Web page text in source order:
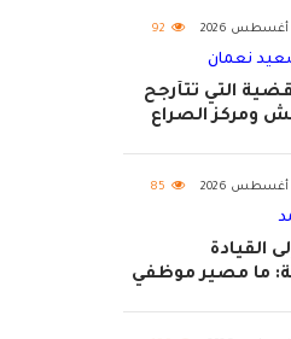
92
نعمان
التي تتأرجح
ومركز الصراع
85
القيادة
ما مصير موظفي